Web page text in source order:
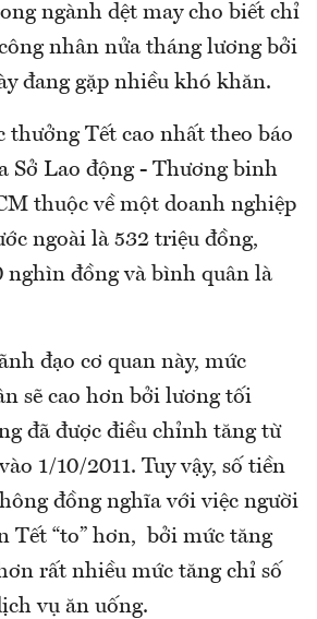
ngành dệt may cho biết chỉ
nhân nửa tháng lương bởi
đang gặp nhiều khó khăn.
thưởng Tết cao nhất theo báo
Sở Lao động - Thương binh
thuộc về một doanh nghiệp
ngoài là 532 triệu đồng,
nghìn đồng và bình quân là
đạo cơ quan này, mức
sẽ cao hơn bởi lương tối
đã được điều chỉnh tăng từ
1/10/2011. Tuy vậy, số tiền
đồng nghĩa với việc người
Tết “to” hơn, bởi mức tăng
rất nhiều mức tăng chỉ số
vụ ăn uống.